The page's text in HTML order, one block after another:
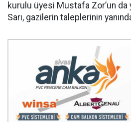
kurulu üyesi Mustafa Zor’un da
Sarı, gazilerin taleplerinin